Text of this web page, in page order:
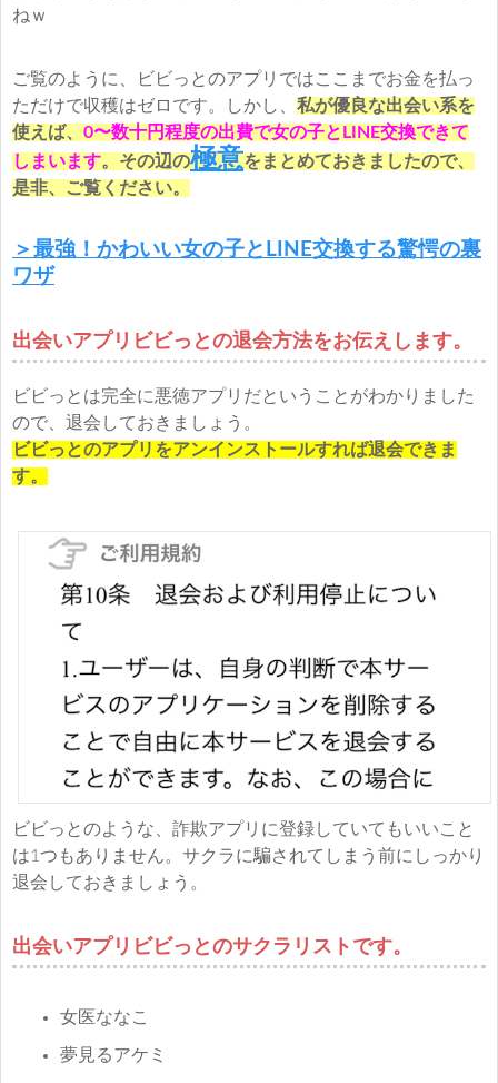
ねｗ
ご覧のように、ビビっとのアプリではここまでお金を払っ
ただけで収穫はゼロです。しかし、 私が優良な出会い系を
使えば、 0〜数十円程度の出費で女の子とLINE交換できて
しまいます。その辺の極意をまとめておきましたので、
是非、ご覧ください。
＞最強！かわいい女の子とLINE交換する驚愕の裏
ワザ
出会いアプリビビっとの退会方法をお伝えします。
ビビっとは完全に悪徳アプリだということがわかりました
ので、退会しておきましょう。
ビビっとのアプリをアンインストールすれば退会できま
す。
ビビっとのような、詐欺アプリに登録していてもいいこと
は1つもありません。サクラに騙されてしまう前にしっかり
退会しておきましょう。
出会いアプリビビっとのサクラリストです。
女医ななこ
夢見るアケミ